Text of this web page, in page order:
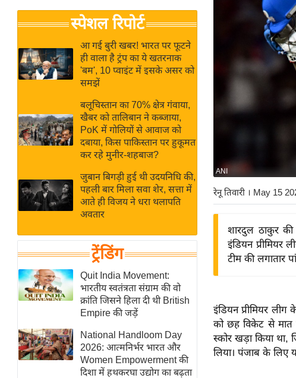
Breaking
News in
Hindi
Hindi
Hindi
Videos
जगत
राय
बजट
क्रिकेट
IPL
2026
ई-पेपर
मिसाल बेमिसाल
शख्सियत
यंग इंडिया
साहित्य जगत
ऑटो वर्ल्ड
न्यूज ब्रीफ
मनोरंजन जगत
बॉलीवुड
हॉलीवुड
फिल्म समीक्षा
स्पेशल रिपोर्ट
आ गई बुरी खबर! भारत पर फूटने
ही वाला है ट्रंप का ये खतरनाक
'बम', 10 प्वाइंट में इसके असर को
समझें
बलूचिस्तान का 70% क्षेत्र गंवाया,
खैबर को तालिबान ने कब्जाया,
PoK में गोलियों से आवाज को
दबाया, किस पाकिस्तान पर हुकूमत
कर रहे मुनीर-शहबाज?
जुबान बिगड़ी हुई थी उदयनिधि की,
पहली बार मिला सवा शेर, सत्ता में
आते ही विजय ने धरा थलापति
अवतार
ट्रेंडिंग
Quit India Movement:
भारतीय स्वतंत्रता संग्राम की वो
क्रांति जिसने हिला दी थी British
Empire की जड़ें
National Handloom Day
2026: आत्मनिर्भर भारत और
Women Empowerment की
दिशा में हथकरघा उद्योग का बढ़ता
ANI
रेनू तिवारी । May 15
शारदुल ठाकुर
इंडियन प्रीमियर
टीम की लगातार
इंडियन प्रीमियर
को छह विकेट से मात
स्कोर खड़ा किया था,
लिया। पंजाब के लिए